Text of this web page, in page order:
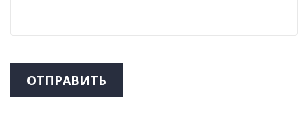
ОТПРАВИТЬ